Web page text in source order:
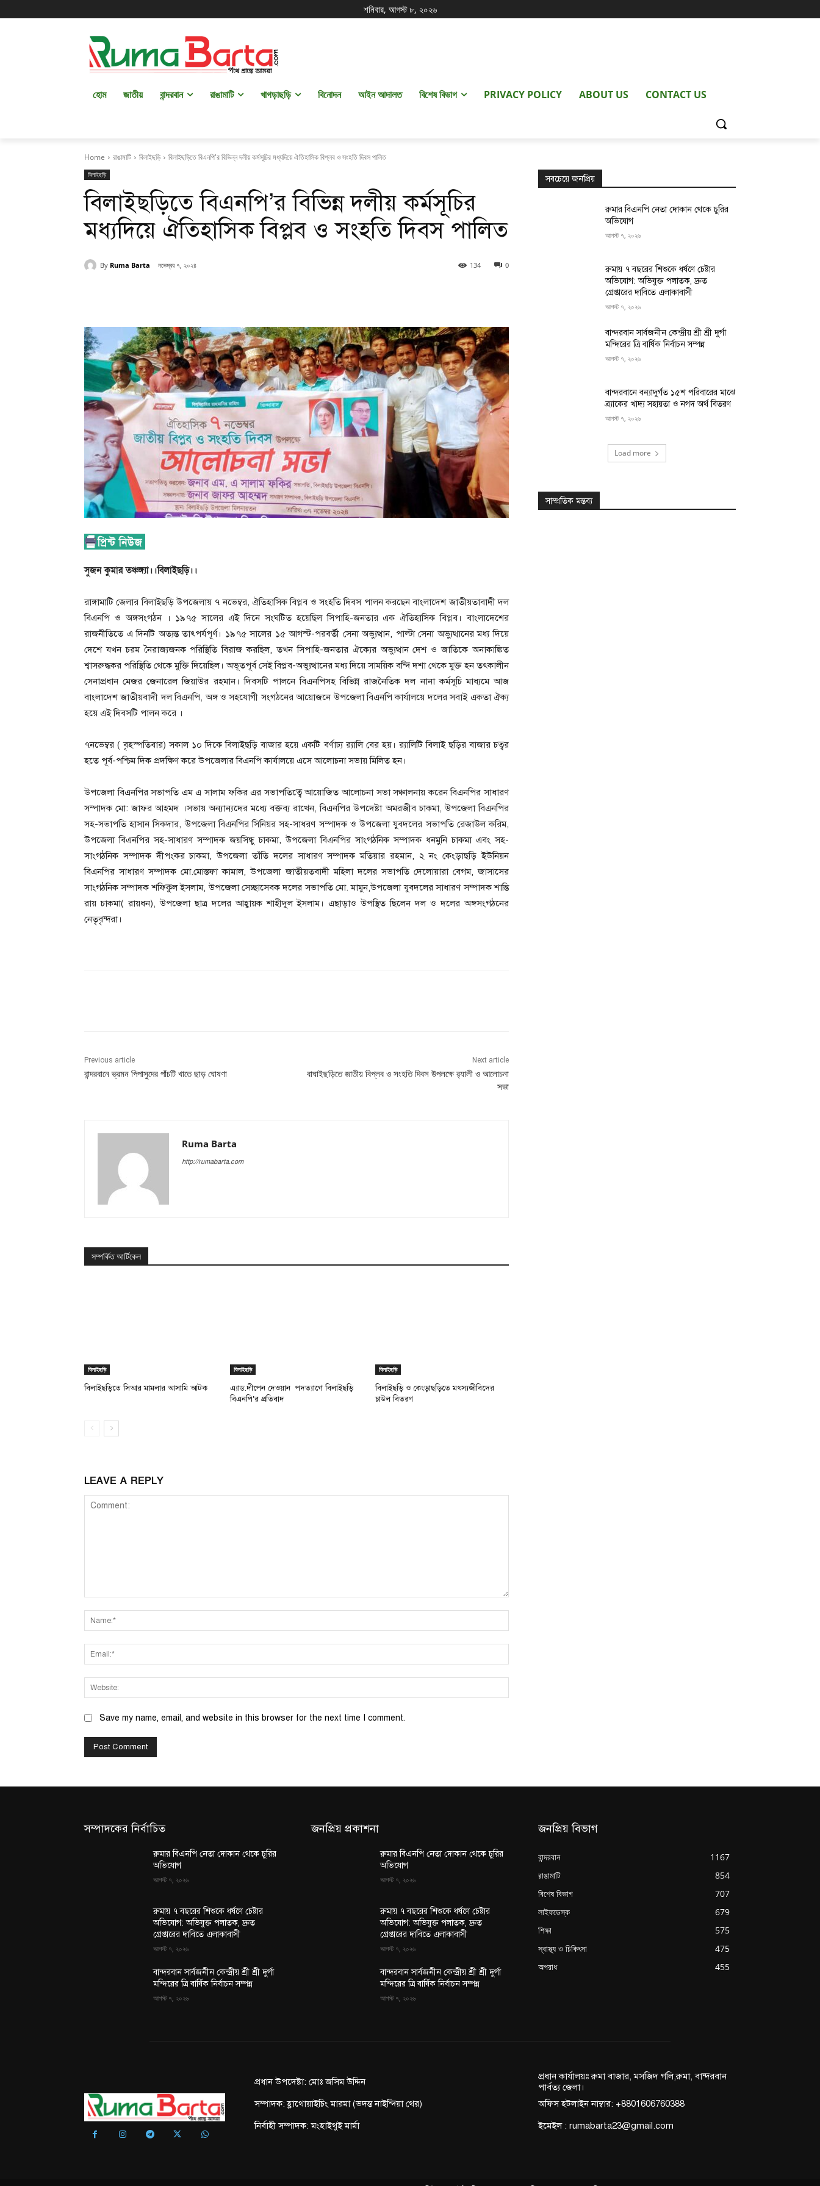
শনিবার, আগস্ট ৮, ২০২৬
হোম জাতীয় বান্দরবান রাঙামাটি খাগড়াছড়ি বিনোদন আইন আদালত বিশেষ বিভাগ PRIVACY POLICY ABOUT US CONTACT US
Home রাঙামাটি বিলাইছড়ি বিলাইছড়িতে বিএনপি'র বিভিন্ন দলীয় কর্মসূচির মধ্যদিয়ে ঐতিহাসিক বিপ্লব ও সংহতি দিবস পালিত
বিলাইছড়ি
বিলাইছড়িতে বিএনপি’র বিভিন্ন দলীয় কর্মসূচির
মধ্যদিয়ে ঐতিহাসিক বিপ্লব ও সংহতি দিবস পালিত
By Ruma Barta নভেম্বর ৭, ২০২৪ 0
134
সুজন কুমার তঞ্চঙ্গ্যা।।বিলাইছড়ি।।
রাঙ্গামাটি জেলার বিলাইছড়ি উপজেলায় ৭ নভেম্বর, ঐতিহাসিক বিপ্লব ও সংহতি দিবস পালন করছেন বাংলাদেশ জাতীয়তাবাদী দল
বিএনপি ও অঙ্গসংগঠন । ১৯৭৫ সালের এই দিনে সংঘটিত হয়েছিল সিপাহি-জনতার এক ঐতিহাসিক বিপ্লব। বাংলাদেশের
রাজনীতিতে এ দিনটি অত্যন্ত তাৎপর্যপূর্ণ। ১৯৭৫ সালের ১৫ আগস্ট-পরবর্তী সেনা অভ্যুত্থান, পাল্টা সেনা অভ্যুত্থানের মধ্য দিয়ে
দেশে যখন চরম নৈরাজ্যজনক পরিস্থিতি বিরাজ করছিল, তখন সিপাহি-জনতার ঐক্যের অভ্যুত্থান দেশ ও জাতিকে অনাকাঙ্কিত
শ্বাসরুদ্ধকর পরিস্থিতি থেকে মুক্তি দিয়েছিল। অভূতপূর্ব সেই বিপ্লব-অভ্যুত্থানের মধ্য দিয়ে সাময়িক বন্দি দশা থেকে মুক্ত হন তৎকালীন
সেনাপ্রধান মেজর জেনারেল জিয়াউর রহমান। দিবসটি পালনে বিএনপিসহ বিভিন্ন রাজনৈতিক দল নানা কর্মসূচি মাধ্যমে আজ
বাংলাদেশ জাতীয়বাদী দল বিএনপি, অঙ্গ ও সহযোগী সংগঠনের আয়োজনে উপজেলা বিএনপি কার্যালয়ে দলের সবাই একতা ঐক্য
হয়ে এই দিবসটি পালন করে ।
৭নভেম্বর ( বৃহস্পতিবার) সকাল ১০ দিকে বিলাইছড়ি বাজার হয়ে একটি বর্ণাঢ্য র‍্যালি বের হয়। র‍্যালিটি বিলাই ছড়ির বাজার চত্বর
হতে পূর্ব-পশ্চিম দিক প্রদক্ষিণ করে উপজেলার বিএনপি কার্যালয়ে এসে আলোচনা সভায় মিলিত হন।
উপজেলা বিএনপির সভাপতি এম এ সালাম ফকির এর সভাপতিত্বে আয়োজিত আলোচনা সভা সঞ্চালনায় করেন বিএনপির সাধারণ
সম্পাদক মো: জাফর আহমদ ।সভায় অন্যান্যদের মধ্যে বক্তব্য রাখেন, বিএনপির উপদেষ্টা অমরজীব চাকমা, উপজেলা বিএনপির
সহ-সভাপতি হাসান সিকদার, উপজেলা বিএনপির সিনিয়র সহ-সাধরণ সম্পাদক ও উপজেলা যুবদলের সভাপতি রেজাউল করিম,
উপজেলা বিএনপির সহ-সাধারণ সম্পাদক জয়সিন্ধু চাকমা, উপজেলা বিএনপির সাংগঠনিক সম্পাদক ধনমুনি চাকমা এবং সহ-
সাংগঠনিক সম্পাদক দীপংকর চাকমা, উপজেলা তাঁতি দলের সাধারণ সম্পাদক মতিয়ার রহমান, ২ নং কেংড়াছড়ি ইউনিয়ন
বিএনপির সাধারণ সম্পাদক মো.মোস্তফা কামাল, উপজেলা জাতীয়তবাদী মহিলা দলের সভাপতি দেলোয়ারা বেগম, জাসাসের
সাংগঠনিক সম্পাদক শফিকুল ইসলাম, উপজেলা সেচ্ছাসেবক দলের সভাপতি মো. মামুন,উপজেলা যুবদলের সাধারণ সম্পাদক শান্তি
রায় চাকমা( রায়ধন), উপজেলা ছাত্র দলের আহ্বায়ক শাহীদুল ইসলাম। এছাড়াও উপস্থিত ছিলেন দল ও দলের অঙ্গসংগঠনের
নেতৃবৃন্দরা।
Previous article
বান্দরবানে ভ্রমন পিপাসুদের পাঁচটি খাতে ছাড় ঘোষণা
Next article
বাঘাইছড়িতে জাতীয় বিপ্লব ও সংহতি দিবস উপলক্ষে র‍্যালী ও আলোচনা
সভা
Ruma Barta
http://rumabarta.com
সম্পর্কিত আর্টিকেল
বিলাইছড়ি
বিলাইছড়িতে সিআর মামলার আসামি আটক
বিলাইছড়ি
এ্যাড.দীপেন দেওয়ান পদত্যাগে বিলাইছড়ি
বিএনপি’র প্রতিবাদ
বিলাইছড়ি
বিলাইছড়ি ও কেংড়াছড়িতে মৎস্যজীবিদের
চাউল বিতরণ
LEAVE A REPLY
Save my name, email, and website in this browser for the next time I comment.
সবচেয়ে জনপ্রিয়
রুমার বিএনপি নেতা দোকান থেকে চুরির
অভিযোগ
আগস্ট ৭, ২০২৬
রুমায় ৭ বছরের শিশুকে ধর্ষণে চেষ্টার
অভিযোগ: অভিযুক্ত পলাতক, দ্রুত
গ্রেপ্তারের দাবিতে এলাকাবাসী
আগস্ট ৭, ২০২৬
বান্দরবান সার্বজনীন কেন্দ্রীয় শ্রী শ্রী দুর্গা
মন্দিরের ত্রি বার্ষিক নির্বাচন সম্পন্ন
আগস্ট ৭, ২০২৬
বান্দরবানে বন্যাদুর্গত ১৫শ পরিবারের মাঝে
ব্র্যাকের খাদ্য সহায়তা ও নগদ অর্থ বিতরণ
আগস্ট ৭, ২০২৬
Load more
সাম্প্রতিক মন্তব্য
সম্পাদকের নির্বাচিত
রুমার বিএনপি নেতা দোকান থেকে চুরির
অভিযোগ
আগস্ট ৭, ২০২৬
রুমায় ৭ বছরের শিশুকে ধর্ষণে চেষ্টার
অভিযোগ: অভিযুক্ত পলাতক, দ্রুত
গ্রেপ্তারের দাবিতে এলাকাবাসী
আগস্ট ৭, ২০২৬
বান্দরবান সার্বজনীন কেন্দ্রীয় শ্রী শ্রী দুর্গা
মন্দিরের ত্রি বার্ষিক নির্বাচন সম্পন্ন
আগস্ট ৭, ২০২৬
জনপ্রিয় প্রকাশনা
রুমার বিএনপি নেতা দোকান থেকে চুরির
অভিযোগ
আগস্ট ৭, ২০২৬
রুমায় ৭ বছরের শিশুকে ধর্ষণে চেষ্টার
অভিযোগ: অভিযুক্ত পলাতক, দ্রুত
গ্রেপ্তারের দাবিতে এলাকাবাসী
আগস্ট ৭, ২০২৬
বান্দরবান সার্বজনীন কেন্দ্রীয় শ্রী শ্রী দুর্গা
মন্দিরের ত্রি বার্ষিক নির্বাচন সম্পন্ন
আগস্ট ৭, ২০২৬
জনপ্রিয় বিভাগ
বান্দরবান
1167
রাঙামাটি
854
বিশেষ বিভাগ
707
লাইফডেস্ক
679
শিক্ষা
575
স্বাস্থ্য ও চিকিৎসা
475
অপরাধ
455
প্রধান উপদেষ্টা: মোঃ জসিম উদ্দিন
সম্পাদক: হ্লাথোয়াইচিং মারমা (ভদন্ত নাইন্দিয়া থের)
নির্বাহী সম্পাদক: মংহাইথুই মার্মা
প্রধান কার্যালয়ঃ রুমা বাজার, মসজিদ গলি,রুমা, বান্দরবান
পার্বত্য জেলা।
অফিস হটলাইন নাম্বার: +8801606760388
ইমেইল : rumabarta23@gmail.com